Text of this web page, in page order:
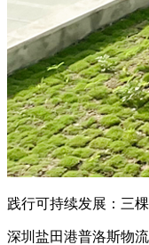
践行可持续发展：三
深圳盐田港普洛斯物